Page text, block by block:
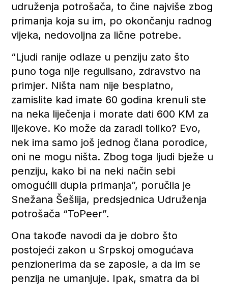
udruženja potrošača, to čine najviše zbog
primanja koja su im, po okončanju radnog
vijeka, nedovoljna za lične potrebe.
“Ljudi ranije odlaze u penziju zato što
puno toga nije regulisano, zdravstvo na
primjer. Ništa nam nije besplatno,
zamislite kad imate 60 godina krenuli ste
na neka liječenja i morate dati 600 KM za
lijekove. Ko može da zaradi toliko? Evo,
nek ima samo još jednog člana porodice,
oni ne mogu ništa. Zbog toga ljudi bježe u
penziju, kako bi na neki način sebi
omogućili dupla primanja”, poručila je
Snežana Šešlija, predsjednica Udruženja
potrošača “ToPeer”.
Ona takođe navodi da je dobro što
postojeći zakon u Srpskoj omogućava
penzionerima da se zaposle, a da im se
penzija ne umanjuje. Ipak, smatra da bi